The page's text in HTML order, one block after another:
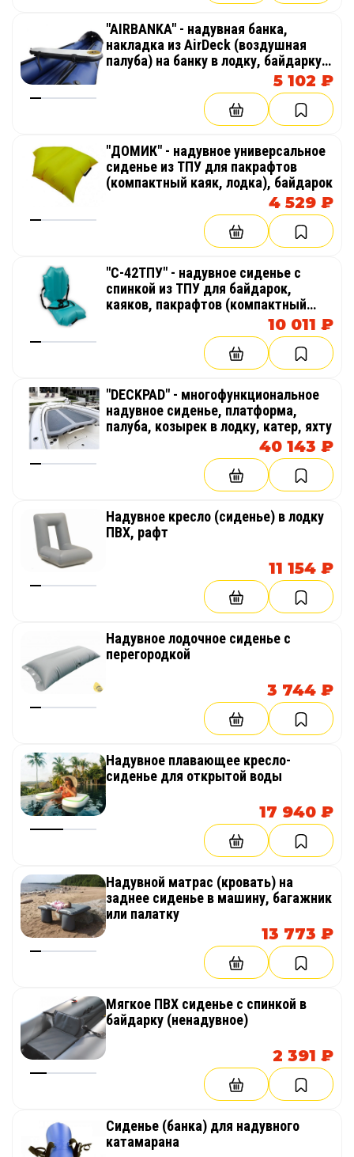
"AIRBANKA" - надувная банка,
накладка из AirDeck (воздушная
палуба) на банку в лодку, байдарку.
5 102 ₽
"ДОМИК" - надувное универсальное
сиденье из ТПУ для пакрафтов
(компактный каяк, лодка), байдарок
4 529 ₽
"С-42ТПУ" - надувное сиденье с
спинкой из ТПУ для байдарок,
каяков, пакрафтов (компактный
10 011 ₽
"DECKPAD" - многофункциональное
надувное сиденье, платформа,
палуба, козырек в лодку, катер, яхту
40 143 ₽
Надувное кресло (сиденье) в лодку
ПВХ, рафт
11 154 ₽
Надувное лодочное сиденье с
перегородкой
3 744 ₽
Надувное плавающее кресло-
сиденье для открытой воды
17 940 ₽
Надувной матрас (кровать) на
заднее сиденье в машину, багажник
или палатку
13 773 ₽
Мягкое ПВХ сиденье с спинкой в
байдарку (ненадувное)
2 391 ₽
Сиденье (банка) для надувного
катамарана